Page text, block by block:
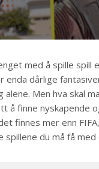
med å spille spill
enda dårlige
alene. Men hva skal
å finne nyskapende
finnes mer enn
spillene du må få